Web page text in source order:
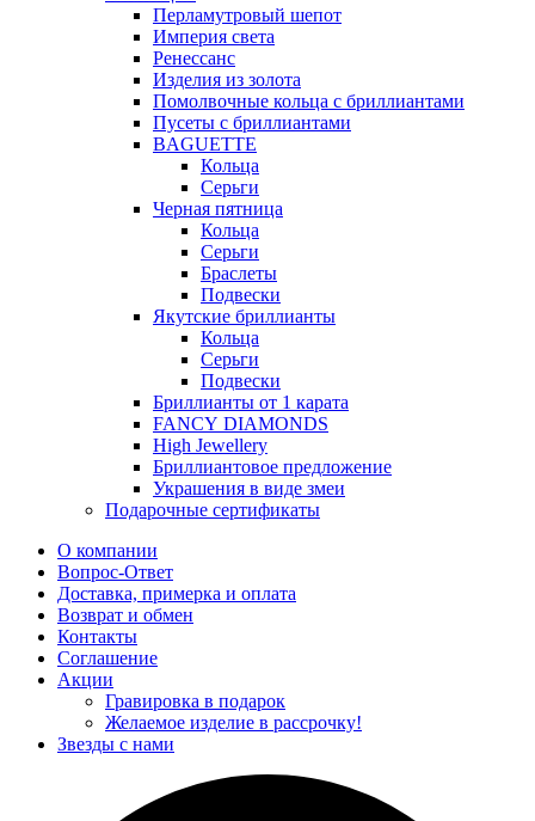
Перламутровый шепот
Империя света
Ренессанс
Изделия из золота
Помолвочные кольца с бриллиантами
Пусеты с бриллиантами
BAGUETTE
Кольца
Серьги
Черная пятница
Кольца
Серьги
Браслеты
Подвески
Якутские бриллианты
Кольца
Серьги
Подвески
Бриллианты от 1 карата
FANCY DIAMONDS
High Jewellery
Бриллиантовое предложение
Украшения в виде змеи
Подарочные сертификаты
О компании
Вопрос-Ответ
Доставка, примерка и оплата
Возврат и обмен
Контакты
Соглашение
Акции
Гравировка в подарок
Желаемое изделие в рассрочку!
Звезды с нами